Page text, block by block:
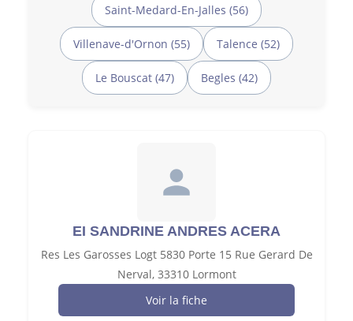
Saint-Medard-En-Jalles (56)
Villenave-d'Ornon (55) Talence (52)
Le Bouscat (47) Begles (42)
EI SANDRINE ANDRES ACERA
Res Les Garosses Logt 5830 Porte 15 Rue Gerard De
Nerval, 33310 Lormont
Voir la fiche